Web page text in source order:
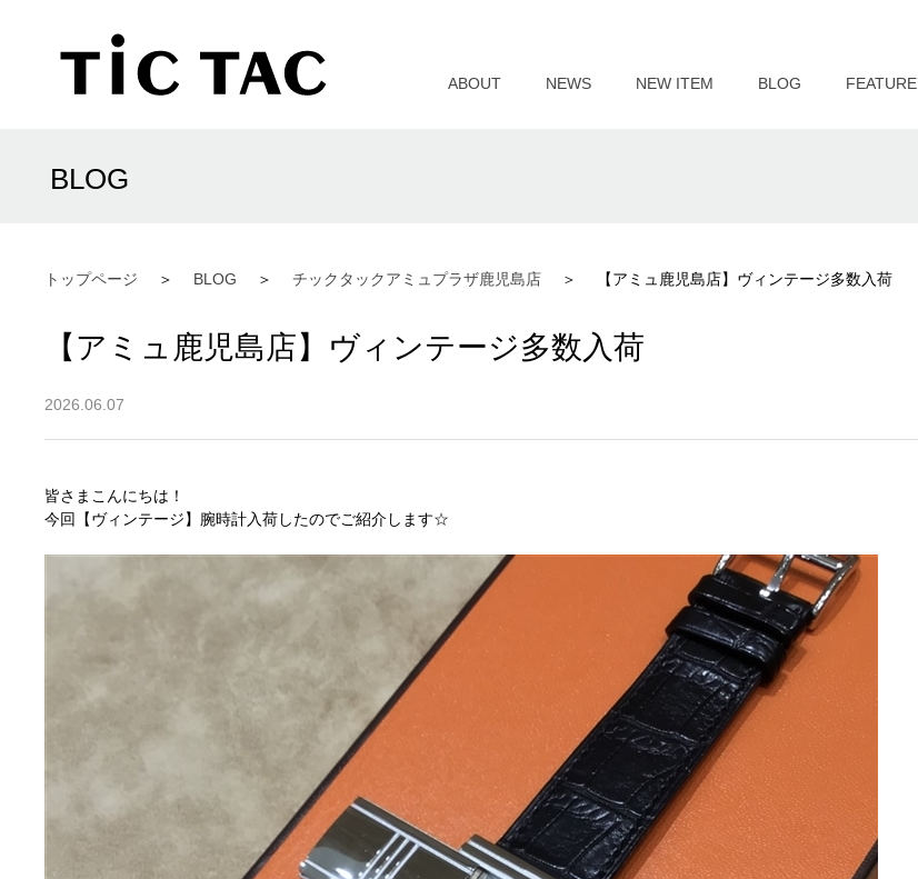
ABOUT NEWS NEW ITEM BLOG FEATURE
トップページ BLOG チックタックアミュプラザ鹿児島店 【アミュ鹿児島店】ヴィンテージ多数入荷
BLOG
【アミュ鹿児島店】ヴィンテージ多数入荷
2026.06.07
皆さまこんにちは！
今回【ヴィンテージ】腕時計入荷したのでご紹介します☆